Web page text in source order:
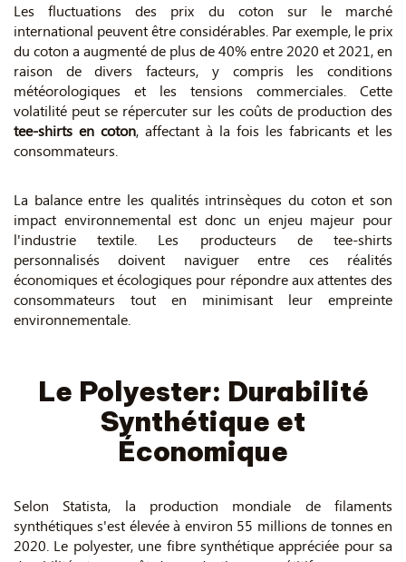
Les fluctuations des prix du coton sur le marché
international peuvent être considérables. Par exemple, le prix
du coton a augmenté de plus de 40% entre 2020 et 2021, en
raison de divers facteurs, y compris les conditions
météorologiques et les tensions commerciales. Cette
volatilité peut se répercuter sur les coûts de production des
tee-shirts en coton, affectant à la fois les fabricants et les
consommateurs.
La balance entre les qualités intrinsèques du coton et son
impact environnemental est donc un enjeu majeur pour
l'industrie textile. Les producteurs de tee-shirts
personnalisés doivent naviguer entre ces réalités
économiques et écologiques pour répondre aux attentes des
consommateurs tout en minimisant leur empreinte
environnementale.
Le Polyester: Durabilité
Synthétique et
Économique
Selon Statista, la production mondiale de filaments
synthétiques s'est élevée à environ 55 millions de tonnes en
2020. Le polyester, une fibre synthétique appréciée pour sa